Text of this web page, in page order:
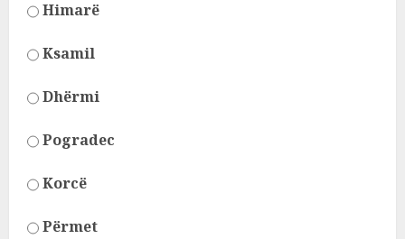
Himarë
Ksamil
Dhërmi
Pogradec
Korcë
Përmet